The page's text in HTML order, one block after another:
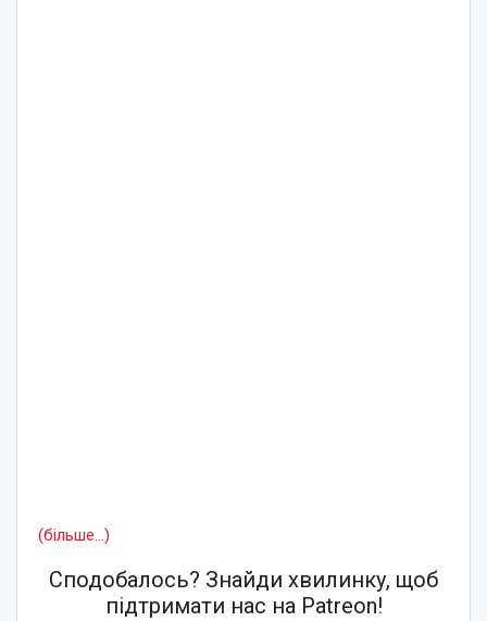
(більше…)
Сподобалось? Знайди хвилинку, щоб
підтримати нас на Patreon!